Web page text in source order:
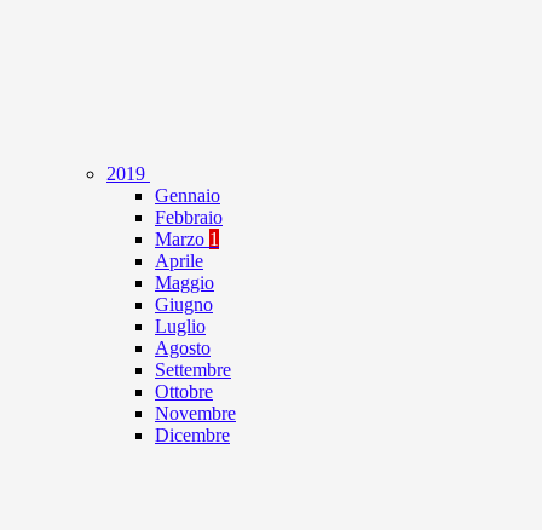
2019
Gennaio
Febbraio
Marzo 1
Aprile
Maggio
Giugno
Luglio
Agosto
Settembre
Ottobre
Novembre
Dicembre